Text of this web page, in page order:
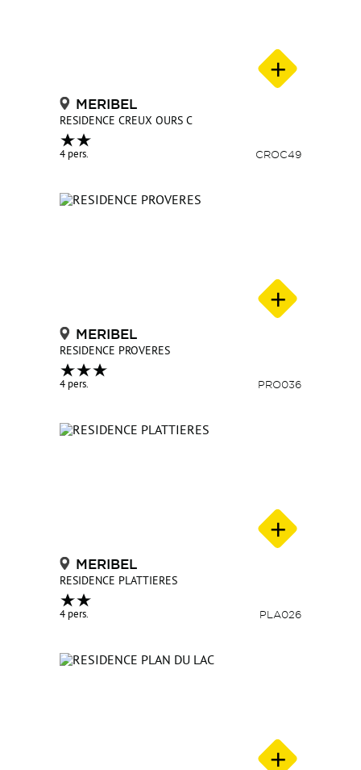
MERIBEL
RESIDENCE CREUX OURS C
4 pers. CROC49
MERIBEL
RESIDENCE PROVERES
4 pers. PRO036
MERIBEL
RESIDENCE PLATTIERES
4 pers. PLA026